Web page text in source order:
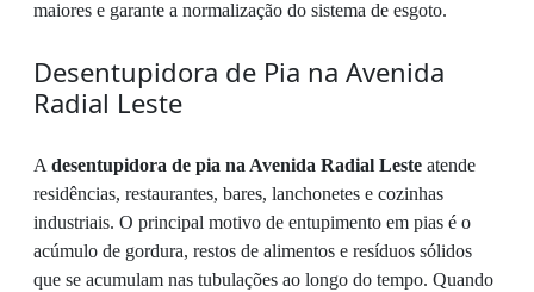
maiores e garante a normalização do sistema de esgoto.
Desentupidora de Pia na Avenida
Radial Leste
A desentupidora de pia na Avenida Radial Leste atende
residências, restaurantes, bares, lanchonetes e cozinhas
industriais. O principal motivo de entupimento em pias é o
acúmulo de gordura, restos de alimentos e resíduos sólidos
que se acumulam nas tubulações ao longo do tempo. Quando